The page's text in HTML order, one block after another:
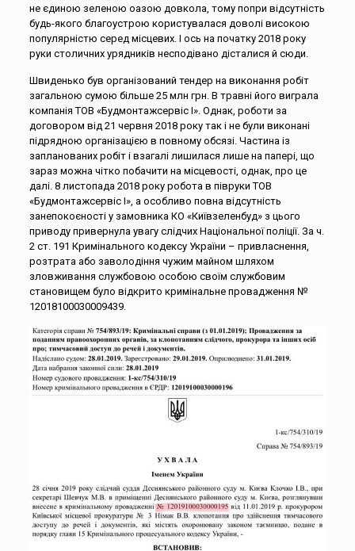
не єдиною зеленою оазою довкола, тому попри відсутність
будь-якого благоустрою користувалася доволі високою
популярністю серед місцевих. І ось на початку 2018 року
руки столичних урядників несподівано дісталися й сюди.
Швиденько був організований тендер на виконання робіт
загальною сумою більше 25 млн грн. В травні його виграла
компанія ТОВ «Будмонтажсервіс І». Однак, роботи за
договором від 21 червня 2018 року так і не були виконані
підрядною організацією в повному обсязі. Частина із
запланованих робіт і взагалі лишилася лише на папері, що
зараз можна чітко побачити на місцевості, однак, про це
далі. 8 листопада 2018 року робота в півруки ТОВ
«Будмонтажсервіс І», а особливо повна відсутність
занепокоєності у замовника КО «Київзеленбуд» з цього
приводу привернула увагу слідчих Національної поліції. За ч.
2 ст. 191 Кримінального кодексу України – привласнення,
розтрата або заволодіння чужим майном шляхом
зловживання службовою особою своїм службовим
становищем було відкрито кримінальне провадження №
12018100030009439.